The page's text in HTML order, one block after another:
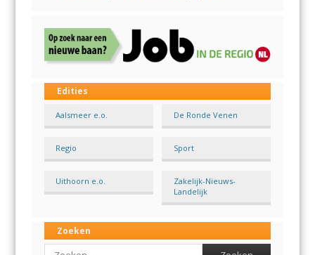
Edities
Aalsmeer e.o. De Ronde Venen
Regio Sport
Uithoorn e.o.
Zakelijk-Nieuws-
Landelijk
Zoeken
Search